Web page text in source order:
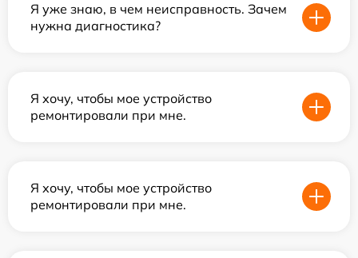
Я уже знаю, в чем неисправность. Зачем
нужна диагностика?
Я хочу, чтобы мое устройство
ремонтировали при мне.
Я хочу, чтобы мое устройство
ремонтировали при мне.